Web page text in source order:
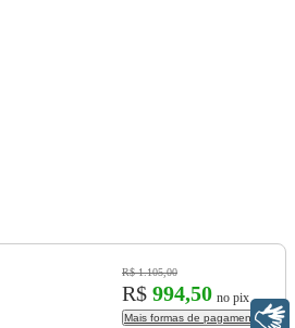
R$ 1.105,00
R$ 994,50 no pix
Mais formas de pagamento
Libras